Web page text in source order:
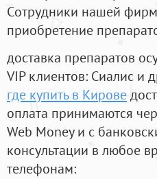
Cотрудники нашей
приобретение
доставка препаратов
VIP клиентов: Сиалис и
где купить в Кирове
оплата принимаются
Web Money и с
консультации в любое
телефонам: